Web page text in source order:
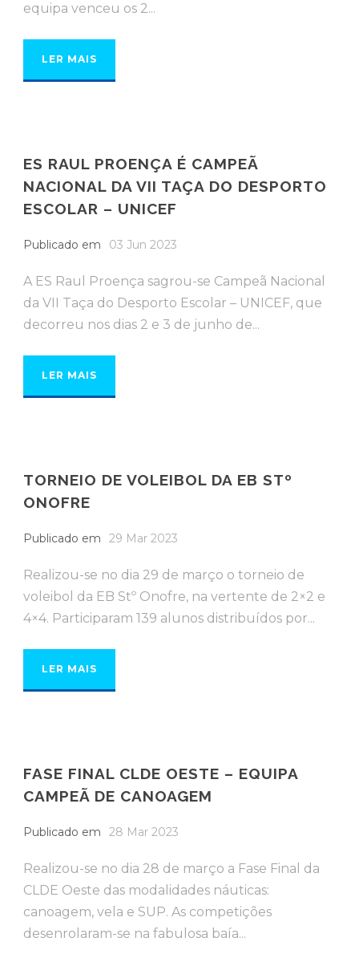
equipa venceu os 2...
LER MAIS
ES RAUL PROENÇA É CAMPEÃ
NACIONAL DA VII TAÇA DO DESPORTO
ESCOLAR – UNICEF
Publicado em 03 Jun 2023
A ES Raul Proença sagrou-se Campeã Nacional
da VII Taça do Desporto Escolar – UNICEF, que
decorreu nos dias 2 e 3 de junho de...
LER MAIS
TORNEIO DE VOLEIBOL DA EB STº
ONOFRE
Publicado em 29 Mar 2023
Realizou-se no dia 29 de março o torneio de
voleibol da EB Stº Onofre, na vertente de 2×2 e
4×4. Participaram 139 alunos distribuídos por...
LER MAIS
FASE FINAL CLDE OESTE – EQUIPA
CAMPEÃ DE CANOAGEM
Publicado em 28 Mar 2023
Realizou-se no dia 28 de março a Fase Final da
CLDE Oeste das modalidades náuticas:
canoagem, vela e SUP. As competições
desenrolaram-se na fabulosa baía...